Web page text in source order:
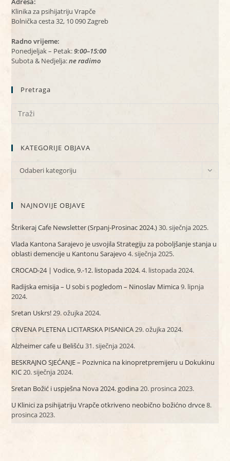
Klinika za psihijatriju Vrapče
Bolnička cesta 32, 10 090 Zagreb
Radno vrijeme:
Ponedjeljak – Petak:9:00–15:00
Subota & Nedjelja:ne radimo
Pretraga
KATEGORIJE OBJAVA
KATEGORIJE
Odaberi kategoriju
NAJNOVIJE OBJAVE
Štrikeraj Cafe Newsletter (Srpanj-Prosinac 2024.)30. siječnja 2025.
Vlada Kantona Sarajevo je usvojila Strategiju za poboljšanje stanja u
oblasti demencije u Kantonu Sarajevo 4. siječnja 2025.
CROCAD-24 | Vodice, 9.-12. listopada 2024.4. listopada 2024.
Radijska emisija – U sobi s pogledom – Ninoslav Mimica9. lipnja
2024.
Sretan Uskrs!29. ožujka 2024.
CRVENA PLETENA LICITARSKA PISANICA29. ožujka 2024.
Alzheimer cafe u Belišću 31. siječnja 2024.
BESKRAJNO SJEĆANJE – Pozivnica na kinopretpremijeru u Dokukinu
KIC20. siječnja 2024.
Sretan Božić i uspješna Nova 2024. godina20. prosinca 2023.
U Klinici za psihijatriju Vrapče otkriveno neobično božićno drvce8.
prosinca 2023.